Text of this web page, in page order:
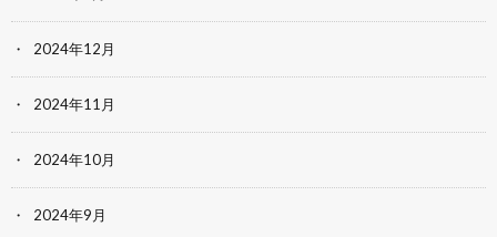
2024年12月
2024年11月
2024年10月
2024年9月